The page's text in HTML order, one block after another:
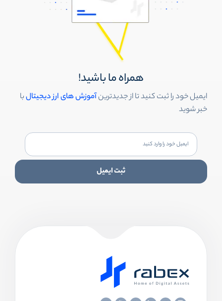
همراه ما باشید!
ایمیل خود را ثبت کنید تا از جدیدترینآموزش های ارز دیجیتالبا
خبر شوید
ثبت ایمیل